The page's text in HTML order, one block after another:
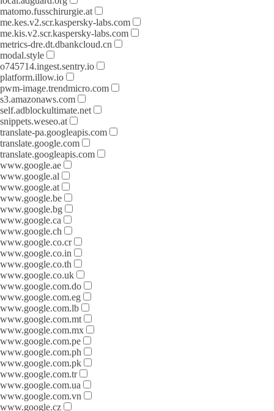
matomo.fusschirurgie.at
me.kes.v2.scr.kaspersky-labs.com
me.kis.v2.scr.kaspersky-labs.com
metrics-dre.dt.dbankcloud.cn
modal.style
o745714.ingest.sentry.io
platform.illow.io
pwm-image.trendmicro.com
s3.amazonaws.com
self.adblockultimate.net
snippets.weseo.at
translate-pa.googleapis.com
translate.google.com
translate.googleapis.com
www.google.ae
www.google.al
www.google.at
www.google.be
www.google.bg
www.google.ca
www.google.ch
www.google.co.cr
www.google.co.in
www.google.co.th
www.google.co.uk
www.google.com.do
www.google.com.eg
www.google.com.lb
www.google.com.mt
www.google.com.mx
www.google.com.pe
www.google.com.ph
www.google.com.pk
www.google.com.tr
www.google.com.ua
www.google.com.vn
www.google.cz